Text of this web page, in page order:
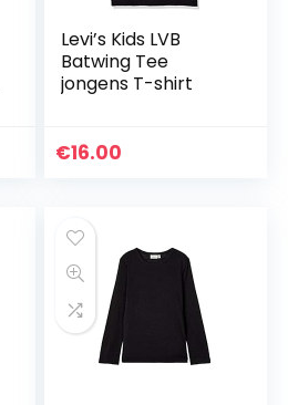
Levi’s Kids LVB
Batwing Tee
jongens T-shirt
€16.00